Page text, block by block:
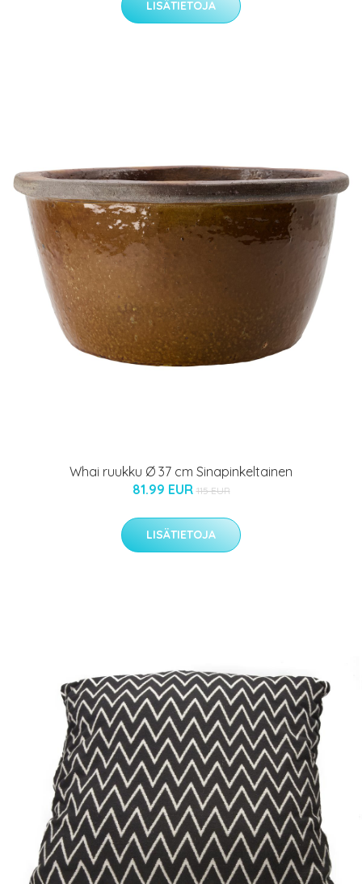
LISÄTIETOJA
Whai ruukku Ø 37 cm Sinapinkeltainen
81.99 EUR 115 EUR
LISÄTIETOJA